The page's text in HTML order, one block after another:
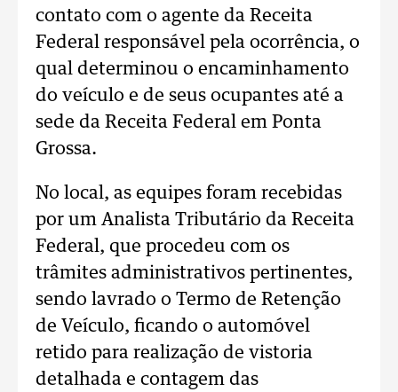
contato com o agente da Receita
Federal responsável pela ocorrência, o
qual determinou o encaminhamento
do veículo e de seus ocupantes até a
sede da Receita Federal em Ponta
Grossa.
No local, as equipes foram recebidas
por um Analista Tributário da Receita
Federal, que procedeu com os
trâmites administrativos pertinentes,
sendo lavrado o Termo de Retenção
de Veículo, ficando o automóvel
retido para realização de vistoria
detalhada e contagem das